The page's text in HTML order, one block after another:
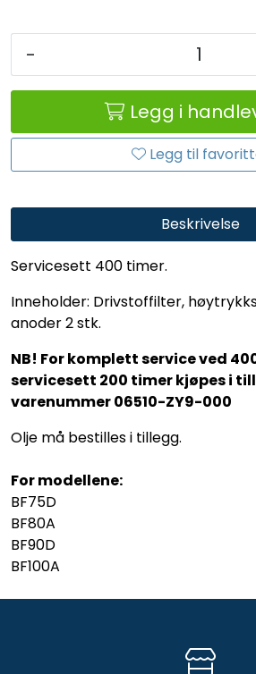
-
Legg i
Legg til
Beskrivelse
Servicesett 400 timer.
Inneholder: Drivstoffilter,
anoder 2 stk.
NB! For komplett service ved
servicesett 200 timer kjøpes i
varenummer 06510-ZY9-000
Olje må bestilles i tillegg.
For modellene:
BF75D
BF80A
BF90D
​​​​​​​BF100A